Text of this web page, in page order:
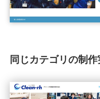
同じカテゴリの制